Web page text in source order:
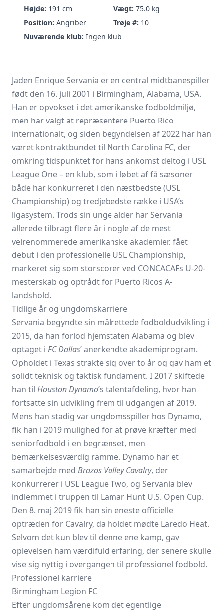
Højde: 191 cm Vægt: 75.0 kg
Position: Angriber Trøje #: 10
Nuværende klub: Ingen klub
Jaden Enrique Servania er en central midtbanespiller
født den 16. juli 2001 i Birmingham, Alabama, USA.
Han er opvokset i det amerikanske fodboldmiljø,
men har valgt at repræsentere Puerto Rico
internationalt, og siden begyndelsen af 2022 har han
været kontraktbundet til North Carolina FC, der
omkring tidspunktet for hans ankomst deltog i USL
League One– en klub, som i løbet af få sæsoner
både har konkurreret i den næstbedste (USL
Championship) og tredjebedste række i USA’s
ligasystem. Trods sin unge alder har Servania
allerede tilbragt flere år i nogle af de mest
velrenommerede amerikanske akademier, fået
debut i den professionelle USL Championship,
markeret sig som storscorer ved CONCACAFs U-20-
mesterskab og optrådt for Puerto Ricos A-
landshold.
Tidlige år og ungdomskarriere
Servania begyndte sin målrettede fodboldudvikling i
2015, da han forlod hjemstaten Alabama og blev
optaget i FC Dallas’ anerkendte akademiprogram.
Opholdet i Texas strakte sig over to år og gav ham et
solidt teknisk og taktisk fundament. I 2017 skiftede
han til Houston Dynamo’s talentafdeling, hvor han
fortsatte sin udvikling frem til udgangen af 2019.
Mens han stadig var ungdomsspiller hos Dynamo,
fik han i 2019 mulighed for at prøve kræfter med
seniorfodbold i en begrænset, men
bemærkelsesværdig ramme. Dynamo har et
samarbejde med Brazos Valley Cavalry, der
konkurrerer i USL League Two, og Servania blev
indlemmet i truppen til Lamar Hunt U.S. Open Cup.
Den 8. maj 2019 fik han sin eneste officielle
optræden for Cavalry, da holdet mødte Laredo Heat.
Selvom det kun blev til denne ene kamp, gav
oplevelsen ham værdifuld erfaring, der senere skulle
vise sig nyttig i overgangen til professionel fodbold.
Professionel karriere
Birmingham Legion FC
Efter ungdomsårene kom det egentlige